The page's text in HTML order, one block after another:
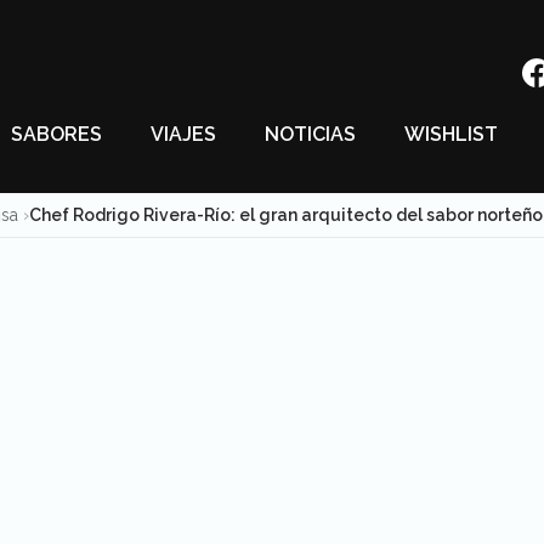
SABORES VIAJES NOTICIAS WISHLIST
Chef Rodrigo Rivera-Río: el gran arquitecto del sabor norteño